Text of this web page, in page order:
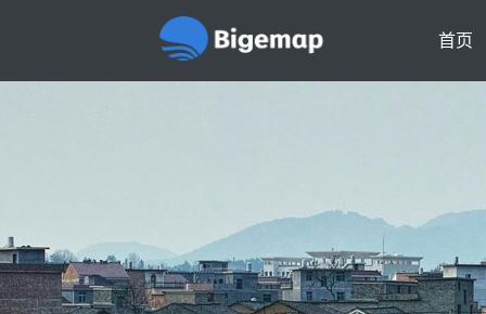
首页